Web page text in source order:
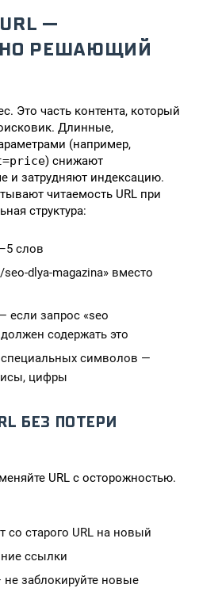
—
РЕШАЮЩИЙ
Это часть контента, который
Длинные,
(например,
) снижают
и затрудняют индексацию.
читаемость URL при
структура:
слов
dlya-magazina» вместо
запрос «seo
содержать это
специальных символов —
цифры
БЕЗ ПОТЕРИ
URL с осторожностью.
со старого URL на новый
ссылки
заблокируйте новые